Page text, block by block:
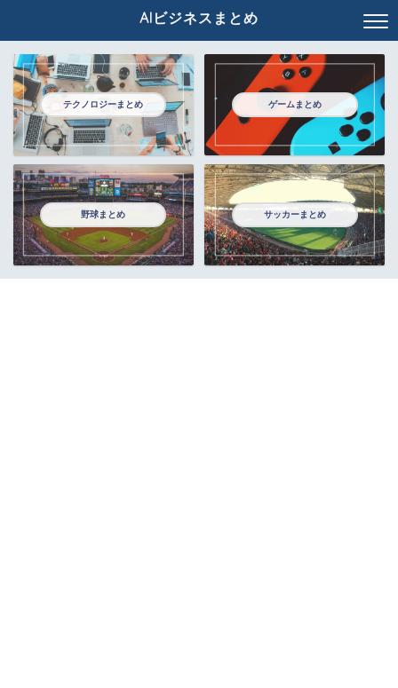
AIビジネスまとめ
テクノロジーまとめ ゲームまとめ
野球まとめ サッカーまとめ